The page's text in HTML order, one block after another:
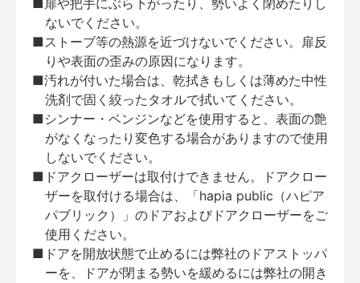
■扉や把手にぶら下がったり、勢いよく閉めたりし
ないでください。
■ストーブ等の熱源を近づけないでください。扉反
りや表面の歪みの原因になります。
■汚れが付いた場合は、乾拭きもしくは薄めた中性
洗剤で固く絞ったタオルで拭いてください。
■シンナー・ベンジンなどを使用すると、表面の艶
がなくなったり変色する場合がありますので使用
しないでください。
■ドアクローザーは取付けできません。ドアクロー
ザーを取付ける場合は、「hapia public（ハピア
パブリック）」のドアおよびドアクローザーをご
使用ください。
■ドアを開放状態で止めるには弊社のドアストッパ
ーを、ドアが閉まる勢いを緩めるには弊社の開き